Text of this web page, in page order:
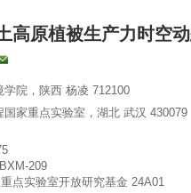
高原植被生产力时空
院，陕西 杨凌 712100
家重点实验室，湖北 武汉 430079
209
点实验室开放研究基金 24A01